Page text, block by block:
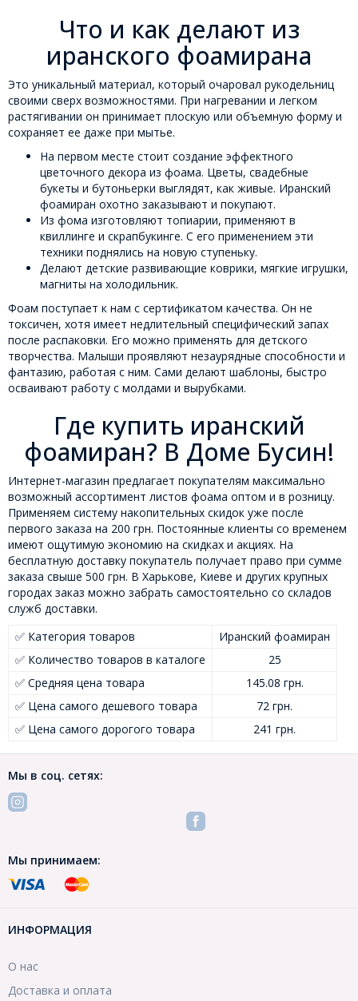
Что и как делают из
иранского фоамирана
Это уникальный материал, который очаровал рукодельниц
своими сверх возможностями. При нагревании и легком
растягивании он принимает плоскую или объемную форму и
сохраняет ее даже при мытье.
На первом месте стоит создание эффектного
цветочного декора из фоама. Цветы, свадебные
букеты и бутоньерки выглядят, как живые. Иранский
фоамиран охотно заказывают и покупают.
Из фома изготовляют топиарии, применяют в
квиллинге и скрапбукинге. С его применением эти
техники поднялись на новую ступеньку.
Делают детские развивающие коврики, мягкие игрушки,
магниты на холодильник.
Фоам поступает к нам с сертификатом качества. Он не
токсичен, хотя имеет недлительный специфический запах
после распаковки. Его можно применять для детского
творчества. Малыши проявляют незаурядные способности и
фантазию, работая с ним. Сами делают шаблоны, быстро
осваивают работу с молдами и вырубками.
Где купить иранский
фоамиран? В Доме Бусин!
Интернет-магазин предлагает покупателям максимально
возможный ассортимент листов фоама оптом и в розницу.
Применяем систему накопительных скидок уже после
первого заказа на 200 грн. Постоянные клиенты со временем
имеют ощутимую экономию на скидках и акциях. На
бесплатную доставку покупатель получает право при сумме
заказа свыше 500 грн. В Харькове, Киеве и других крупных
городах заказ можно забрать самостоятельно со складов
служб доставки.
✅ Категория товаров
Иранский фоамиран
✅ Количество товаров в каталоге
25
✅ Средняя цена товара
145.08 грн.
✅ Цена самого дешевого товара
72 грн.
✅ Цена самого дорогого товара
241 грн.
Мы в соц. сетях:
Мы принимаем:
ИНФОРМАЦИЯ
О нас
Доставка и оплата